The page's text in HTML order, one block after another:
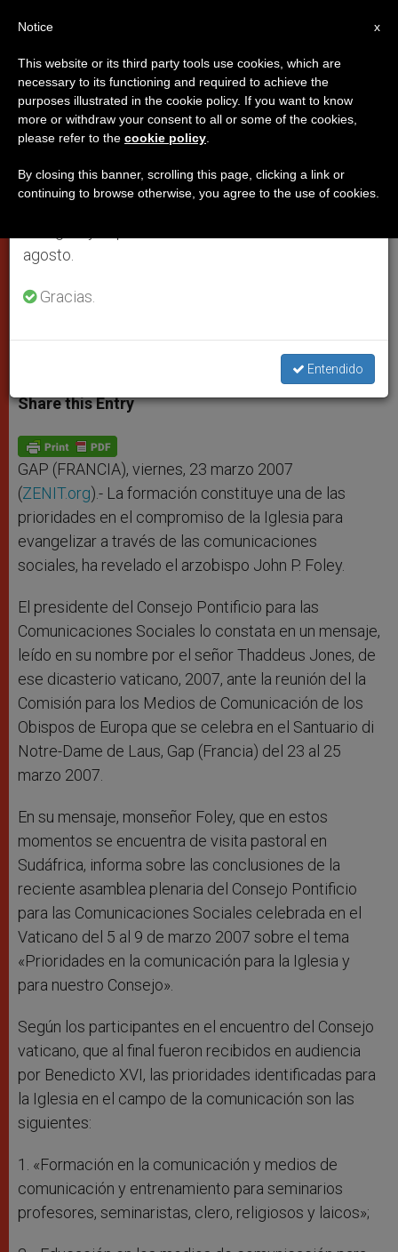
Las prioridades en la
comunicación para la Iglesia
la asamblea del Consejo para las
Comunicaciones Sociales
VATICANO
t
s
p
p
s
e
g
e
r
e
b
o
k
t r
Share this Entry
GAP (FRANCIA), viernes, 23 marzo 2007
(ZENIT.org).- La formación constituye una de las
prioridades en el compromiso de la Iglesia para
evangelizar a través de las comunicaciones
sociales, ha revelado el arzobispo John P. Foley.
El presidente del Consejo Pontificio para las
Comunicaciones Sociales lo constata en un mensaje,
leído en su nombre por el señor Thaddeus Jones, de
ese dicasterio vaticano, 2007, ante la reunión del la
Comisión para los Medios de Comunicación de los
Obispos de Europa que se celebra en el Santuario di
Notre-Dame de Laus, Gap (Francia) del 23 al 25
marzo 2007.
En su mensaje, monseñor Foley, que en estos
momentos se encuentra de visita pastoral en
Sudáfrica, informa sobre las conclusiones de la
reciente asamblea plenaria del Consejo Pontificio
para las Comunicaciones Sociales celebrada en el
Vaticano del 5 al 9 de marzo 2007 sobre el tema
«Prioridades en la comunicación para la Iglesia y
para nuestro Consejo».
Según los participantes en el encuentro del Consejo
vaticano, que al final fueron recibidos en audiencia
por Benedicto XVI, las prioridades identificadas para
la Iglesia en el campo de la comunicación son las
siguientes:
1. «Formación en la comunicación y medios de
comunicación y entrenamiento para seminarios
profesores, seminaristas, clero, religiosos y laicos»;
×
Aviso importante
Del 27 de julio al 7 de agosto haremos la pausa
anual, aprovechando que en el periodo de verano
se generan menos informaciones y también el
agosto.
Gracias.
Entendido
x
Notice
This website or its third party tools use cookies, which are
necessary to its functioning and required to achieve the
purposes illustrated in the cookie policy. If you want to know
more or withdraw your consent to all or some of the cookies,
please refer to the cookie policy
By closing this banner, scrolling this page, clicking a link or
continuing to browse otherwise, you agree to the use of cookies.